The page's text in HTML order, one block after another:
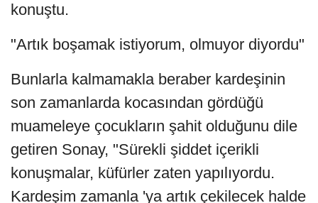
konuştu.
"Artık boşamak istiyorum, olmuyor diyordu"
Bunlarla kalmamakla beraber kardeşinin
son zamanlarda kocasından gördüğü
muameleye çocukların şahit olduğunu dile
getiren Sonay, "Sürekli şiddet içerikli
konuşmalar, küfürler zaten yapılıyordu.
Kardeşim zamanla 'ya artık çekilecek halde